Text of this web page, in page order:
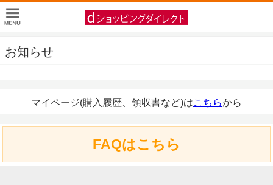
お知らせ
マイページ(購入履歴、領収書など)はこちらから
FAQはこちら